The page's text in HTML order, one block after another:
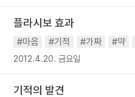
플라시보 효과
#마음 #기적 #가짜 #약
2012.4.20. 금요일
기적의 발견